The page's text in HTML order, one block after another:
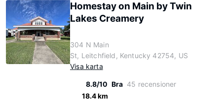
Homestay on Main by Twin
Lakes Creamery
304 N Main
St, Leitchfield, Kentucky 42754, US
Visa karta
8.8/10 Bra 45 recensioner
18.4 km